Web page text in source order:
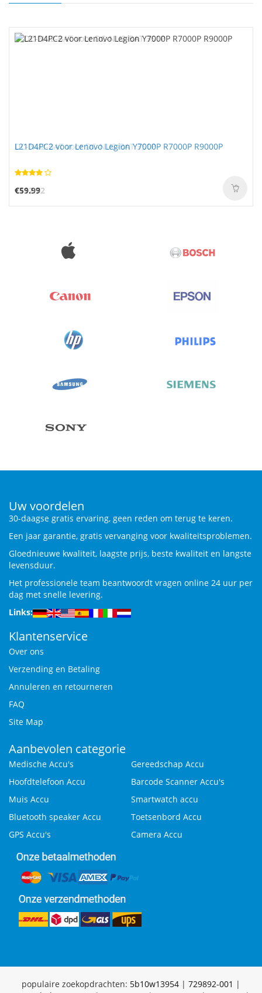
DC-NU2-BAT voor DC-NU2-BAT 3S1P
€112.72
L21D4PC2 voor Lenovo Legion Y7000P R7000P R9000P
€59.99
Uw voordelen
30-daagse gratis ervaring, geen reden om terug te keren.
Een jaar garantie, gratis vervanging voor kwaliteitsproblemen.
Gloednieuwe kwaliteit, laagste prijs, beste kwaliteit en langste
levensduur.
Het professionele team beantwoordt vragen online 24 uur per
dag met snelle levering.
Links:
Klantenservice
Over ons
Verzending en Betaling
Annuleren en retourneren
FAQ
Site Map
Aanbevolen categorie
Medische Accu's
Gereedschap Accu
Hoofdtelefoon Accu
Barcode Scanner Accu's
Muis Accu
Smartwatch accu
Bluetooth speaker Accu
Toetsenbord Accu
GPS Accu's
Camera Accu
populaire zoekopdrachten: 5b10w13954 | 729892-001 |